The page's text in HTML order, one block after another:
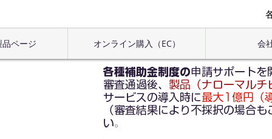
ページ オンライン購入（EC） 会
各種補助金制度の申請サポートを
審査通過後、 製品（ナローマルチ
サービスの導入時に最大1億円
（審査結果により不採択の場合
い。